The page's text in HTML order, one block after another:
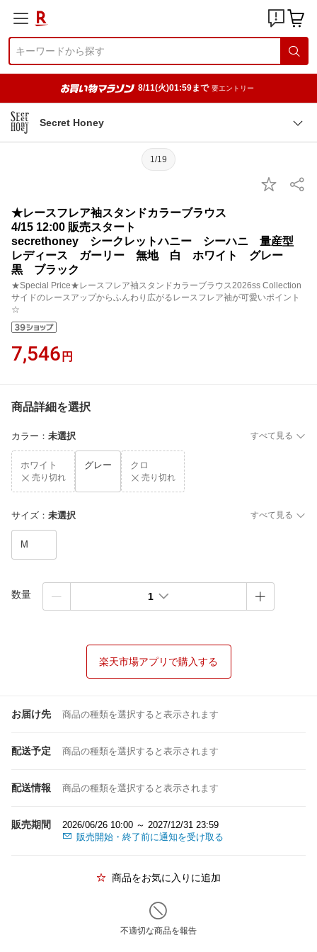
8/11(火)01:59まで 要エントリー
Secret Honey
1/19
★レースフレア袖スタンドカラーブラウス
4/15 12:00 販売スタート
secrethoney シークレットハニー シーハニ 量産型
レディース ガーリー 無地 白 ホワイト グレー
黒 ブラック
★Special Price★レースフレア袖スタンドカラーブラウス2026ss Collection
サイドのレースアップからふんわり広がるレースフレア袖が可愛いポイント
☆
7,546 円
商品詳細を選択
カラー ： 未選択 すべて見る
ホワイト
売り切れ
グレー クロ
売り切れ
サイズ ： 未選択 すべて見る
M
数量 1
楽天市場アプリで購入する
お届け先 商品の種類を選択すると表示されます
配送予定 商品の種類を選択すると表示されます
配送情報 商品の種類を選択すると表示されます
販売期間
2026/06/26 10:00 ～ 2027/12/31 23:59
販売開始・終了前に通知を受け取る
商品をお気に入りに追加
不適切な商品を報告